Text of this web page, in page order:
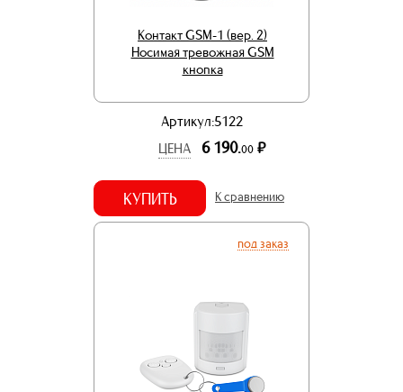
Контакт GSM-1 (вер. 2)
Носимая тревожная GSM
кнопка
Артикул:5122
ЦЕНА
6 190.00 р.
КУПИТЬ К сравнению
под заказ